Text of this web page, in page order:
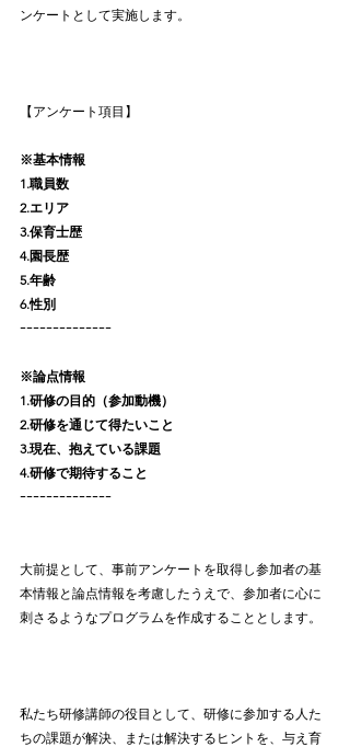
ンケートとして実施します。
【アンケート項目】
※基本情報
1.職員数
2.エリア
3.保育士歴
4.園長歴
5.年齢
6.性別
ｰｰｰｰｰｰｰｰｰｰｰｰｰｰ
※論点情報
1.研修の目的（参加動機）
2.研修を通じて得たいこと
3.現在、抱えている課題
4.研修で期待すること
ｰｰｰｰｰｰｰｰｰｰｰｰｰｰ
大前提として、事前アンケートを取得し参加者の基
本情報と論点情報を考慮したうえで、参加者に心に
刺さるようなプログラムを作成することとします。
私たち研修講師の役目として、研修に参加する人た
ちの課題が解決、または解決するヒントを、与え育